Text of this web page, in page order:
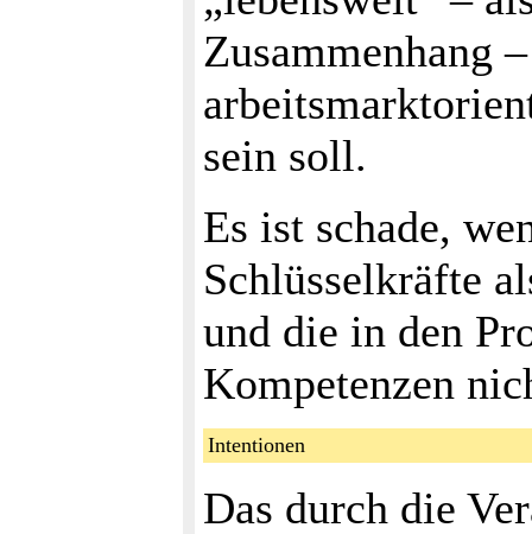
Zusammenhang
sein soll.
Es ist schade,
Schlüsselkräfte
und die in den
Kompetenzen
Intentionen
Das durch die